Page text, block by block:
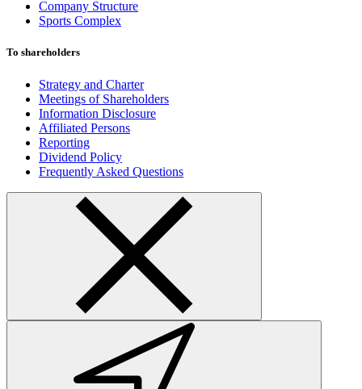
Company Structure
Sports Complex
To shareholders
Strategy and Charter
Meetings of Shareholders
Information Disclosure
Affiliated Persons
Reporting
Dividend Policy
Frequently Asked Questions